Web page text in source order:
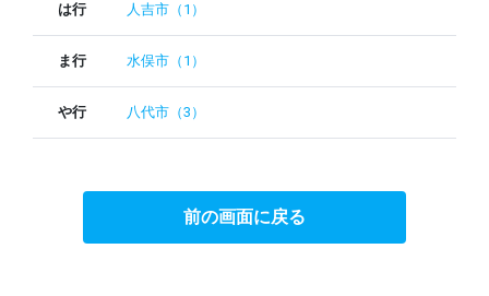
は行 人吉市（1）
ま行 水俣市（1）
や行 八代市（3）
前の画面に戻る